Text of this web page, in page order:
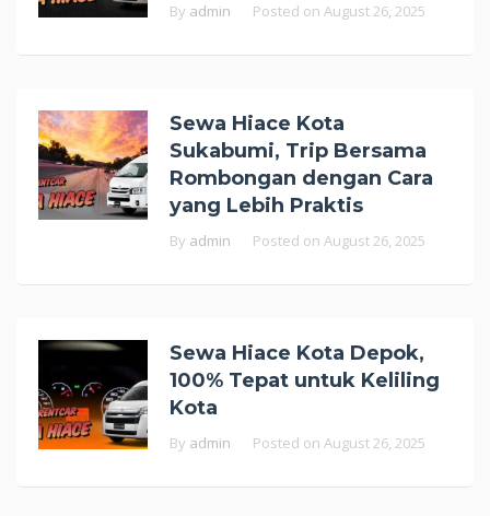
By admin Posted on August 26, 2025
Sewa Hiace Kota
Sukabumi, Trip Bersama
Rombongan dengan Cara
yang Lebih Praktis
By admin Posted on August 26, 2025
Sewa Hiace Kota Depok,
100% Tepat untuk Keliling
Kota
By admin Posted on August 26, 2025